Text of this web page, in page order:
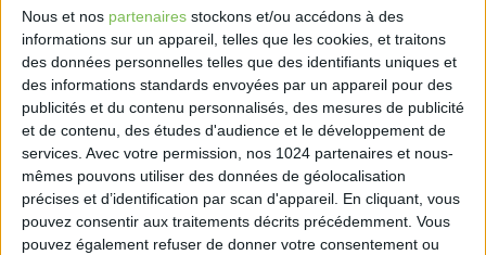
Nous et nos partenaires stockons et/ou accédons à des
informations sur un appareil, telles que les cookies, et traitons
des données personnelles telles que des identifiants uniques et
des informations standards envoyées par un appareil pour des
publicités et du contenu personnalisés, des mesures de publicité
et de contenu, des études d'audience et le développement de
services. Avec votre permission, nos 1024 partenaires et nous-
mêmes pouvons utiliser des données de géolocalisation
précises et d’identification par scan d'appareil. En cliquant, vous
pouvez consentir aux traitements décrits précédemment. Vous
pouvez également refuser de donner votre consentement ou
A l’occasion de ses 2 ans, Bruno Le Maire a fait un
bilan du dispositif PER, qui affiche de bons résultats. Il
souhaite toutefois que des mesures soient prises
pour que les frais soient encore réduits.